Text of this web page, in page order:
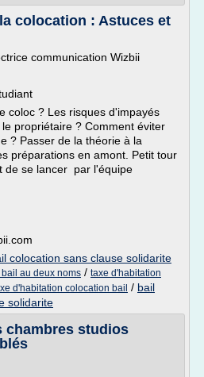
colocation : Astuces et
communication Wizbii
coloc ? Les risques d'impayés
propriétaire ? Comment éviter
? Passer de la théorie à la
préparations en amont. Petit tour
de se lancer par l'équipe
colocation sans clause solidarite
au deux noms / taxe d'habitation
d'habitation colocation bail / bail
solidarite
chambres studios